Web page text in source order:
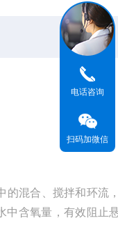
的混合、搅拌和环流
中含氧量，有效阻止
电话咨询
扫码加微信